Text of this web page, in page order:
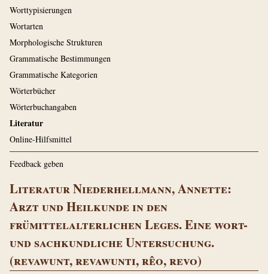
Worttypisierungen
Wortarten
Morphologische Strukturen
Grammatische Bestimmungen
Grammatische Kategorien
Wörterbücher
Wörterbuchangaben
Literatur
Online-Hilfsmittel
Feedback geben
Literatur Niederhellmann, Annette:
Arzt und Heilkunde in den
frümittelalterlichen Leges. Eine wort-
und sachkundliche Untersuchung.
(revawunt, revawunti, rêo, revo)